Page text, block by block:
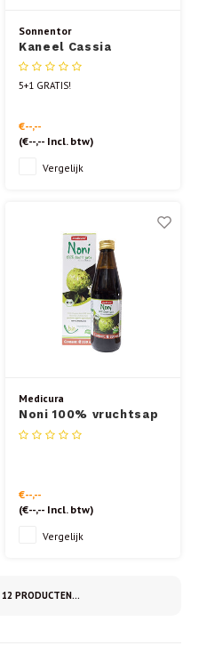
Sonnentor
Kaneel Cassia
Gemalen 40gr.
5+1 GRATIS!
€--,--
(€--,-- Incl. btw)
Vergelijk
Medicura
Noni 100% vruchtsap
BIO 330ml
€--,--
(€--,-- Incl. btw)
Vergelijk
12PRODUCTEN...